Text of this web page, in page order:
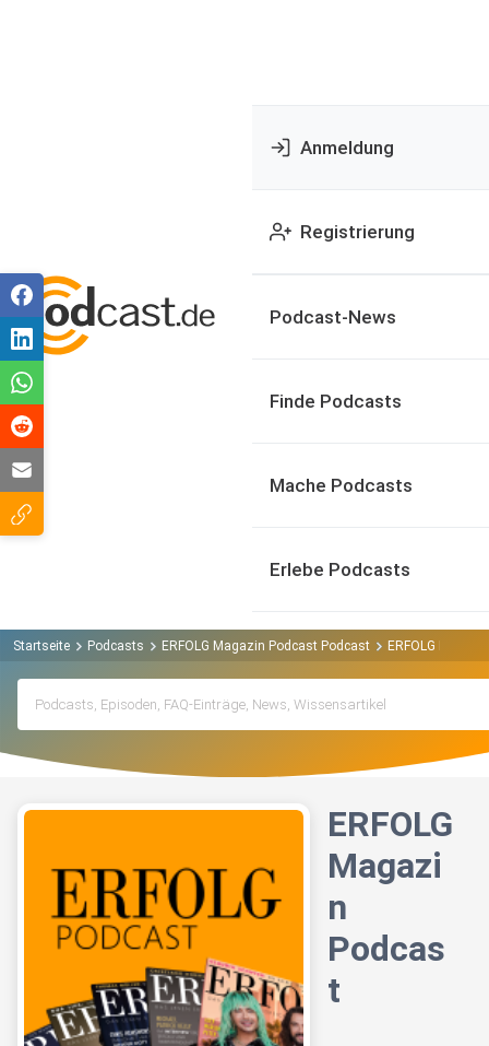
Anmeldung
Registrierung
Podcast-News
Finde Podcasts
Mache Podcasts
Erlebe Podcasts
Startseite Podcasts ERFOLG Magazin Podcast Podcast ERFOLG
ERFOLG
Magazi
n
Podcas
t